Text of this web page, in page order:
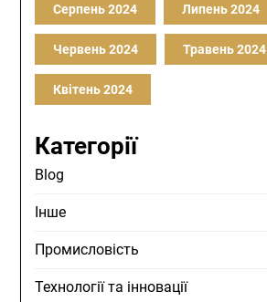
Серпень 2024 Липень 2024
Червень 2024 Травень 2024
Квітень 2024
Категорії
Blog
Інше
Промисловість
Технології та інновації